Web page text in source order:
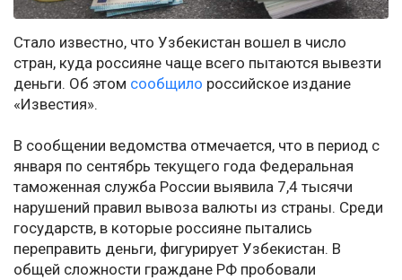
Стало известно, что Узбекистан вошел в число
стран, куда россияне чаще всего пытаются вывезти
деньги. Об этом сообщило российское издание
«Известия».
В сообщении ведомства отмечается, что в период с
января по сентябрь текущего года Федеральная
таможенная служба России выявила 7,4 тысячи
нарушений правил вывоза валюты из страны. Среди
государств, в которые россияне пытались
переправить деньги, фигурирует Узбекистан. В
общей сложности граждане РФ пробовали